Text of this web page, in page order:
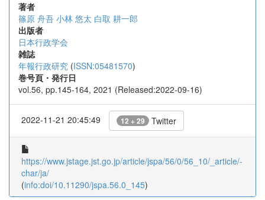
著者
篠原 舟吾 小林 悠太 白取 耕一郎
出版者
日本行政学会
雑誌
年報行政研究 (ISSN:05481570)
巻号頁・発行日
vol.56, pp.145-164, 2021 (Released:2022-09-16)
2022-11-21 20:45:49 12 + 29 Twitter
https://www.jstage.jst.go.jp/article/jspa/56/0/56_10/_article/-
char/ja/
(info:doi/10.11290/jspa.56.0_145)